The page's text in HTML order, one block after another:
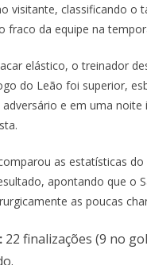
visitante, classificando o
fraco da equipe na
elástico, o treinador
do Leão foi superior,
e em uma noite
as estatísticas
apontando que o
as poucas
22 finalizações (9 no